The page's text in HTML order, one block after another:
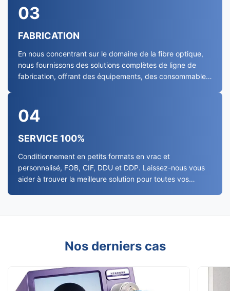
03
FABRICATION
En nous concentrant sur le domaine de la fibre optique,
nous fournissons des solutions complètes de ligne de
fabrication, offrant des équipements, des consommables
04
SERVICE 100%
Conditionnement en petits formats en vrac et
personnalisé, FOB, CIF, DDU et DDP. Laissez-nous vous
aider à trouver la meilleure solution pour toutes vos
Nos derniers cas